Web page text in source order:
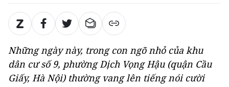
Những ngày này, trong con ngõ nhỏ của khu
dân cư số 9, phường Dịch Vọng Hậu (quận Cầu
Giấy, Hà Nội) thường vang lên tiếng nói cười